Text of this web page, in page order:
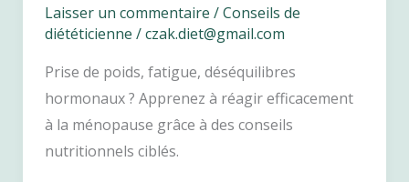
Laisser un commentaire /Conseils de
diététicienne /czak.diet@gmail.com
Prise de poids, fatigue, déséquilibres
hormonaux ? Apprenez à réagir efficacement
à la ménopause grâce à des conseils
nutritionnels ciblés.